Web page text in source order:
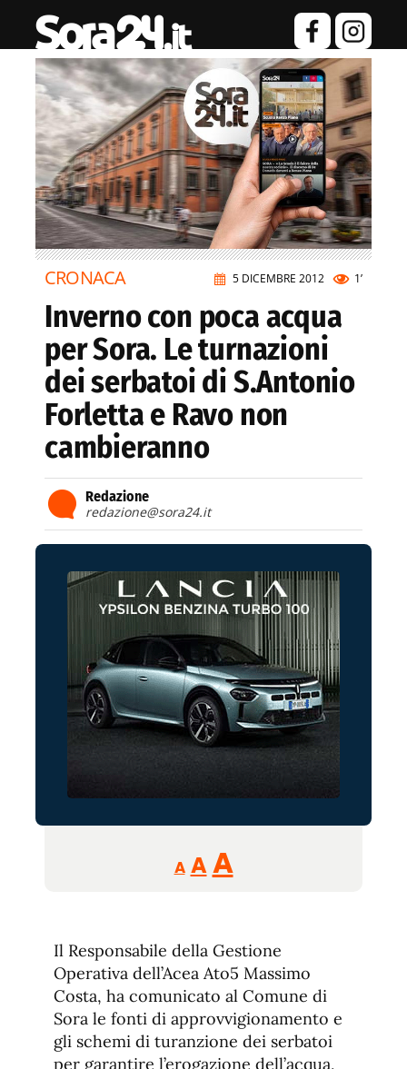
5 DICEMBRE 2012 1’
CRONACA
Inverno con poca acqua
per Sora. Le turnazioni
dei serbatoi di S.Antonio
Forletta e Ravo non
cambieranno
Redazione
redazione@sora24.it
A
Reducir
tamaño
A Restablecer
fuente
AAumentar
de
fuente.
Il Responsabile della Gestione
Operativa dell’Acea Ato5 Massimo
Costa, ha comunicato al Comune di
Sora le fonti di approvvigionamento e
gli schemi di turanzione dei serbatoi
per garantire l’erogazione dell’acqua,